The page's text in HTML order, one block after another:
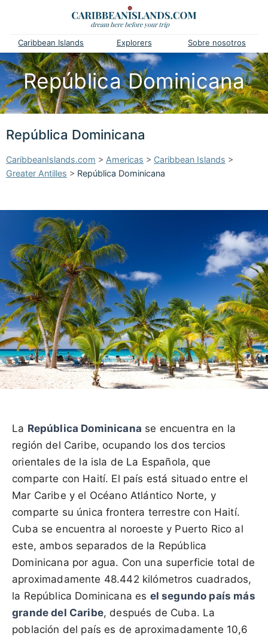
Caribbean Islands Explorers Sobre nosotros
República Dominicana
República Dominicana
CaribbeanIslands.com > Americas > Caribbean Islands >
Greater Antilles > República Dominicana
La República Dominicana se encuentra en la
región del Caribe, ocupando los dos tercios
orientales de la isla de La Española, que
comparte con Haití. El país está situado entre el
Mar Caribe y el Océano Atlántico Norte, y
comparte su única frontera terrestre con Haití.
Cuba se encuentra al noroeste y Puerto Rico al
este, ambos separados de la República
Dominicana por agua. Con una superficie total de
aproximadamente 48.442 kilómetros cuadrados,
la República Dominicana es el segundo país más
grande del Caribe, después de Cuba. La
población del país es de aproximadamente 10,6